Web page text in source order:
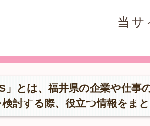
当サ
」とは、福井県の企業や仕
検討する際、役立つ情報をま